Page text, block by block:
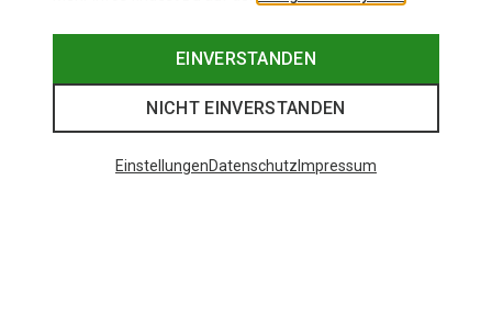
EINVERSTANDEN
NICHT EINVERSTANDEN
EinstellungenDatenschutz Impressum